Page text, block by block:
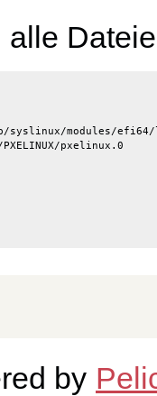
modules/
pxelinux.0
by